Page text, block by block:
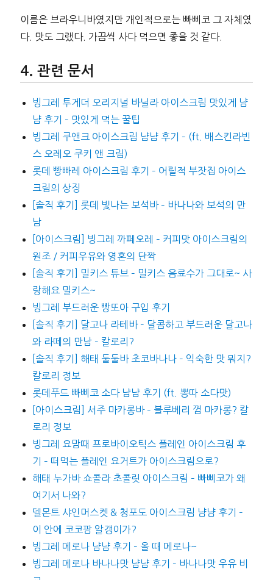
이름은 브라우니바였지만 개인적으로는 빠삐코 그 자체였
다. 맛도 그랬다. 가끔씩 사다 먹으면 좋을 것 같다.
관련 문서
빙그레 투게더 오리지널 바닐라 아이스크림 맛있게 냠
냠 후기 – 맛있게 먹는 꿀팁
빙그레 쿠앤크 아이스크림 냠냠 후기 – (ft. 배스킨라빈
스 오레오 쿠키 앤 크림)
롯데 빵빠레 아이스크림 후기 – 어릴적 부잣집 아이스
크림의 상징
[솔직 후기] 롯데 빛나는 보석바 – 바나나와 보석의 만
남
[아이스크림] 빙그레 까페오레 – 커피맛 아이스크림의
원조 / 커피우유와 영혼의 단짝
[솔직 후기] 밀키스 튜브 – 밀키스 음료수가 그대로~ 사
랑해요 밀키스~
빙그레 부드러운 빵또아 구입 후기
[솔직 후기] 달고나 라테바 – 달콤하고 부드러운 달고나
와 라떼의 만남 – 칼로리?
[솔직 후기] 해태 둘둘바 초코바나나 – 익숙한 맛 뭐지?
칼로리 정보
롯데푸드 빠삐코 소다 냠냠 후기 (ft. 뽕따 소다맛)
[아이스크림] 서주 마카롱바 – 블루베리 껌 마카롱? 칼
로리 정보
빙그레 요맘때 프로바이오틱스 플레인 아이스크림 후
기 – 떠먹는 플레인 요거트가 아이스크림으로?
해태 누가바 쇼콜라 초콜릿 아이스크림 – 빠삐코가 왜
여기서 나와?
델몬트 샤인머스켓 & 청포도 아이스크림 냠냠 후기 –
이 안에 코코팜 알갱이가?
빙그레 메로나 냠냠 후기 – 올 때 메로나~
빙그레 메로나 바나나맛 냠냠 후기 – 바나나맛 우유 비